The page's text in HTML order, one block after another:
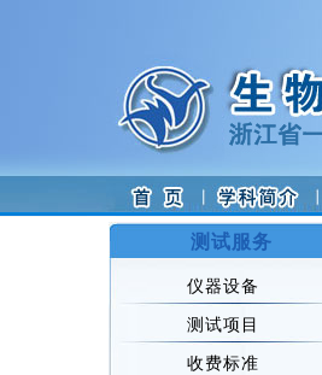
测试服务
仪器设备
测试项目
收费标准